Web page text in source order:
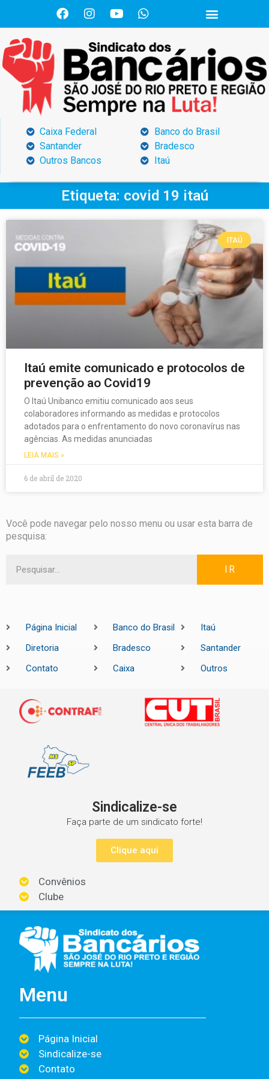
Caixa Federal
Santander
Outros Bancos
Banco do Brasil
Bradesco
Itaú
Etiqueta: covid 19 itaú
ITAÚ
Itaú emite comunicado e protocolos de
prevenção ao Covid19
O Itaú Unibanco emitiu comunicado aos seus
colaboradores informando as medidas e protocolos
adotados para o enfrentamento do novo coronavírus nas
agências. As medidas anunciadas
LEIA MAIS »
6 de abril de 2020
Você pode navegar pelo nosso menu ou usar esta barra de
pesquisa:
IR
Página Inicial
Diretoria
Contato
Banco do Brasil
Bradesco
Caixa
Itaú
Santander
Outros
Sindicalize-se
Faça parte de um sindicato forte!
Clique aqui
Convênios
Clube
Menu
Página Inicial
Sindicalize-se
Contato